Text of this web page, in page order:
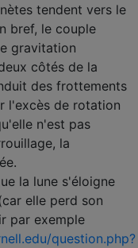
tendent vers le
bref, le couple
gravitation
côtés de la
des frottements
l'excès de rotation
n'est pas
la
la lune s'éloigne
elle perd son
par exemple
question.php?